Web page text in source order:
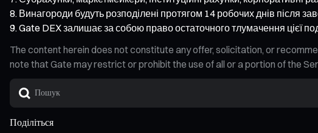
Винагороди будуть розподілені протягом 14 робочих днів після
Gate DEX залишає за собою право остаточного тлумачення цієї
The content herein does not constitute any offer, solicitation, or
note that Gate may restrict or prohibit the use of all or a portion of the
Поділіться